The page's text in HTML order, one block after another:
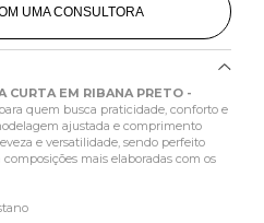
UMA CONSULTORA
CURTA EM RIBANA PRETO -
quem busca praticidade, conforto e
ajustada e comprimento
e versatilidade, sendo perfeito
mais elaboradas com os